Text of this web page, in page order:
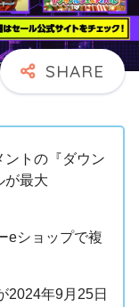
ントの『ダウン
が最大
eショップで複
2024年9月25日